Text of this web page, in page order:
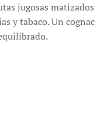
jugosas
y tabaco. Un